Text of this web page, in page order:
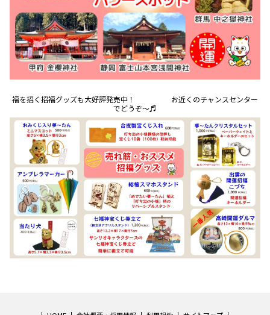
福を招く招福グッズも大好評発売中！ お近くのチャンスセンター
でどうぞ～♬